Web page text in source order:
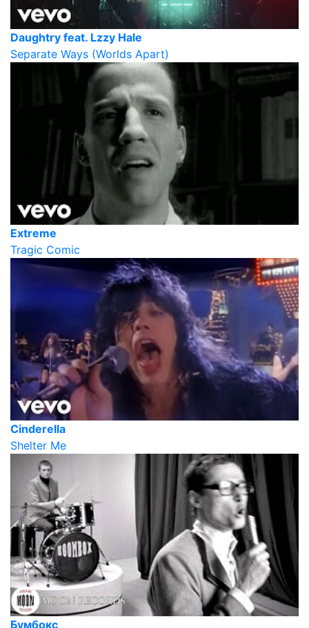
Daughtry feat. Lzzy Hale
Separate Ways (Worlds Apart)
Extreme
Tragic Comic
Cinderella
Shelter Me
Бумбокс